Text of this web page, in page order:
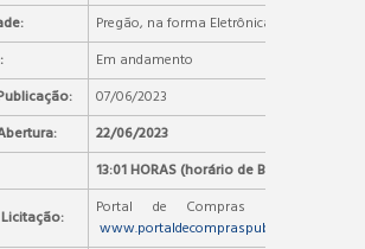
Pregão, na forma Eletrônica
Em andamento
07/06/2023
22/06/2023
13:01 HORAS (horário de Brasília)
Portal de Compras Públicas –
www.portaldecompraspublicas.com.br